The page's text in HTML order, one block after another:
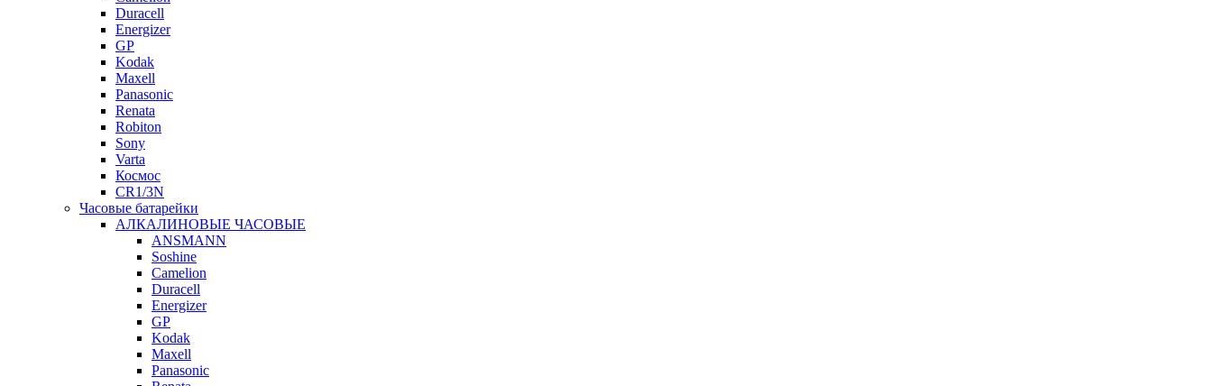
Duracell
Energizer
GP
Kodak
Maxell
Panasonic
Renata
Robiton
Sony
Varta
Космос
CR1/3N
Часовые батарейки
АЛКАЛИНОВЫЕ ЧАСОВЫЕ
ANSMANN
Soshine
Camelion
Duracell
Energizer
GP
Kodak
Maxell
Panasonic